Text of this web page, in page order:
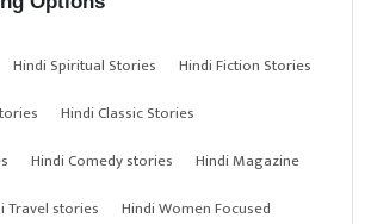
Hindi Spiritual Stories
Hindi Fiction Stories
Hindi Classic Stories
Hindi Comedy stories
Hindi Magazine
Travel stories
Hindi Women Focused